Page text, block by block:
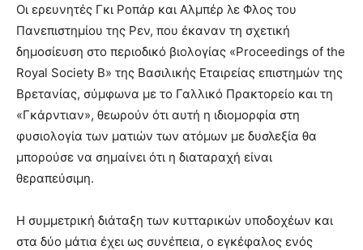
Οι ερευνητές Γκι Ροπάρ και Αλμπέρ λε Φλος του
Πανεπιστημίου της Ρεν, που έκαναν τη σχετική
δημοσίευση στο περιοδικό βιολογίας «Proceedings of the
Royal Society B» της Βασιλικής Εταιρείας επιστημών της
Βρετανίας, σύμφωνα με το Γαλλικό Πρακτορείο και τη
«Γκάρντιαν», θεωρούν ότι αυτή η ιδιομορφία στη
φυσιολογία των ματιών των ατόμων με δυσλεξία θα
μπορούσε να σημαίνει ότι η διαταραχή είναι
θεραπεύσιμη.
Η συμμετρική διάταξη των κυτταρικών υποδοχέων και
στα δύο μάτια έχει ως συνέπεια, ο εγκέφαλος ενός